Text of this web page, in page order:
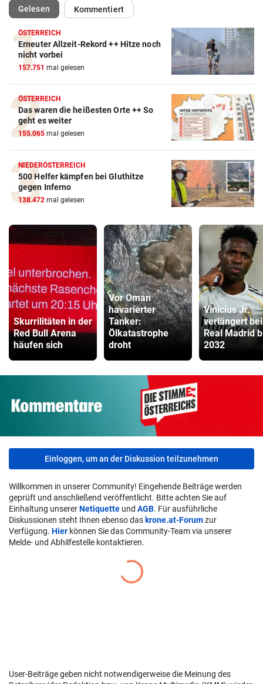
Gelesen(ausgewählt)Kommentiert
ÖSTERREICH
Erneuter Allzeit-Rekord ++ Hitze noch
nicht vorbei
157.751 mal gelesen
ÖSTERREICH
Das waren die heißesten Orte ++ So
geht es weiter
155.065 mal gelesen
NIEDERÖSTERREICH
500 Helfer kämpfen bei Gluthitze
gegen Inferno
138.472 mal gelesen
Skurrilitäten in der
Red Bull Arena
häufen sich
Vor Oman
havarierter
Tanker:
Ölkatastrophe
droht
Vinicius Jr.
verlängert bei
Real Madrid
2032
Einloggen, um an der Diskussion teilzunehmen
Willkommen in unserer Community! Eingehende Beiträge werden
geprüft und anschließend veröffentlicht. Bitte achten Sie auf
Einhaltung unsererNetiquette und AGB. Für ausführliche
Diskussionen steht Ihnen ebenso das krone.at-Forumzur
Verfügung. Hier können Sie das Community-Team via unserer
Melde- und Abhilfestelle kontaktieren.
User-Beiträge geben nicht notwendigerweise die Meinung des